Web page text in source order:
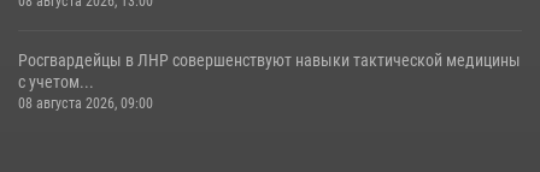
Росгвардейцы в ЛНР совершенствуют навыки тактической медицины
с учетом...
08 августа 2026, 09:00